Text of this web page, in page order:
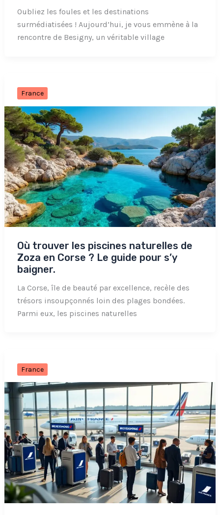
Oubliez les foules et les destinations
surmédiatisées ! Aujourd’hui, je vous emmène à la
rencontre de Besigny, un véritable village
France
Où trouver les piscines naturelles de
Zoza en Corse ? Le guide pour s’y
baigner.
La Corse, île de beauté par excellence, recèle des
trésors insoupçonnés loin des plages bondées.
Parmi eux, les piscines naturelles
France